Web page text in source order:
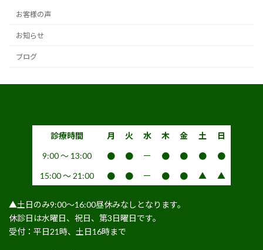
お客様の声
お知らせ
ブログ
診療時間 月 火 水 木 金 土
日
9:00 〜 13:00
● ● ー ● ● ●
●
15:00 〜 21:00
● ● ー ● ● ▲ ▲
▲土日のみ9:00〜16:00昼休みなしとなります。
休診日は水曜日、祝日、第3日曜日です。
受付：平日21時、土日16時まで